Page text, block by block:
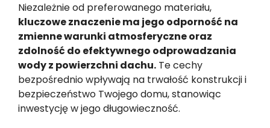
Niezależnie od preferowanego materiału,
kluczowe znaczenie ma jego odporność na
zmienne warunki atmosferyczne oraz
zdolność do efektywnego odprowadzania
wody z powierzchni dachu. Te cechy
bezpośrednio wpływają na trwałość konstrukcji i
bezpieczeństwo Twojego domu, stanowiąc
inwestycję w jego długowieczność.